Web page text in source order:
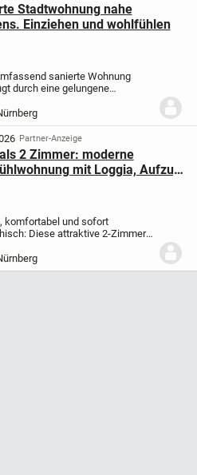
Stadtwohnung nahe
Einziehen und wohlfühlen
sanierte Wohnung
durch eine gelungene
wertiger Ausstattung und
Die Eigentümer haben die
mit viel Sorgfalt...
Partner-Anzeige
2 Zimmer: moderne
mit Loggia, Aufzug
komfortabel und sofort
Diese attraktive 2-Zimmer-
das, was viele Käufer heute
eine junge Immobilie, einen